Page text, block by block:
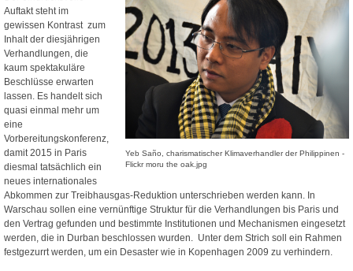
Yeb Saño, charismatischer Klimaverhandler der Philippinen -
Flickr moru the oak.jpg
Auftakt steht im
gewissen Kontrast zum
Inhalt der diesjährigen
Verhandlungen, die
kaum spektakuläre
Beschlüsse erwarten
lassen. Es handelt sich
quasi einmal mehr um
eine
Vorbereitungskonferenz,
damit 2015 in Paris
diesmal tatsächlich ein
neues internationales
Abkommen zur Treibhausgas-Reduktion unterschrieben werden kann. In
Warschau sollen eine vernünftige Struktur für die Verhandlungen bis Paris und
den Vertrag gefunden und bestimmte Institutionen und Mechanismen eingesetzt
werden, die in Durban beschlossen wurden. Unter dem Strich soll ein Rahmen
festgezurrt werden, um ein Desaster wie in Kopenhagen 2009 zu verhindern.